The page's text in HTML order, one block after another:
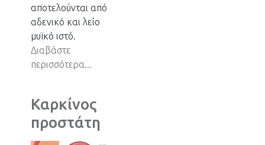
αποτελούνται από
αδενικό και λείο
μυϊκό ιστό.
Διαβάστε
περισσότερα...
Καρκίνος
προστάτη